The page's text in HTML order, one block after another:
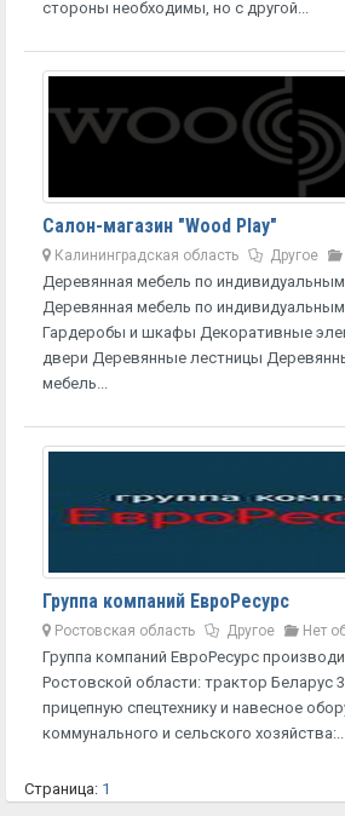
стороны необходимы, но с другой...
Салон-магазин "Wood Play"
Калининградская область Другое
Деревянная мебель по
Деревянная мебель по
Гардеробы и шкафы Декоративные
двери Деревянные лестницы
мебель...
Группа компаний ЕвроРесурс
Ростовская область Другое Нет
Группа компаний ЕвроРесурс
Ростовской области: трактор Беларус
прицепную спецтехнику и навесное
коммунального и сельского хозяйства:...
Страница: 1